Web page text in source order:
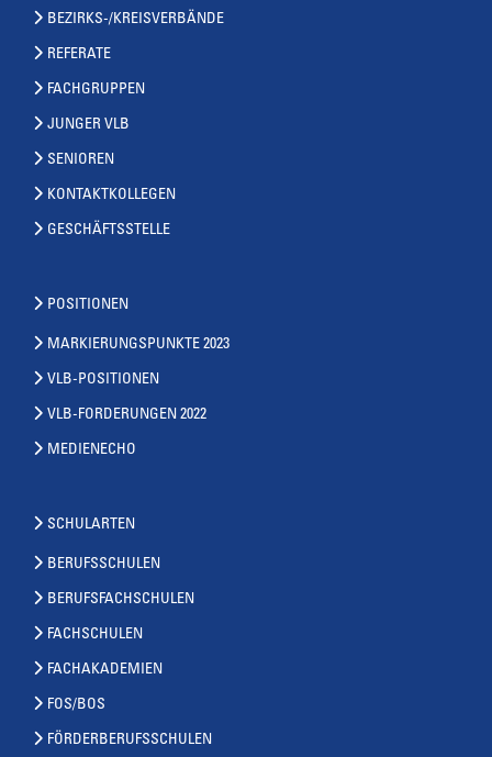
BEZIRKS-/KREISVERBÄNDE
REFERATE
FACHGRUPPEN
JUNGER VLB
SENIOREN
KONTAKTKOLLEGEN
GESCHÄFTSSTELLE
POSITIONEN
MARKIERUNGSPUNKTE 2023
VLB-POSITIONEN
VLB-FORDERUNGEN 2022
MEDIENECHO
SCHULARTEN
BERUFSSCHULEN
BERUFSFACHSCHULEN
FACHSCHULEN
FACHAKADEMIEN
FOS/BOS
FÖRDERBERUFSSCHULEN